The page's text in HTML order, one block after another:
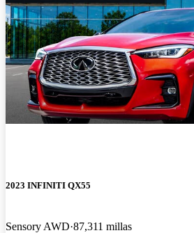
2023 INFINITI QX55
Sensory AWD 87,311 millas